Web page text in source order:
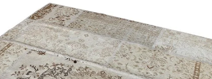
Recibir mi oferta